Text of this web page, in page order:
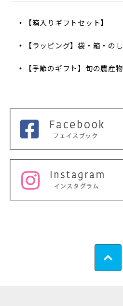
【箱入りギフトセット】
【ラッピング】袋・箱・のし
【季節のギフト】旬の農産物